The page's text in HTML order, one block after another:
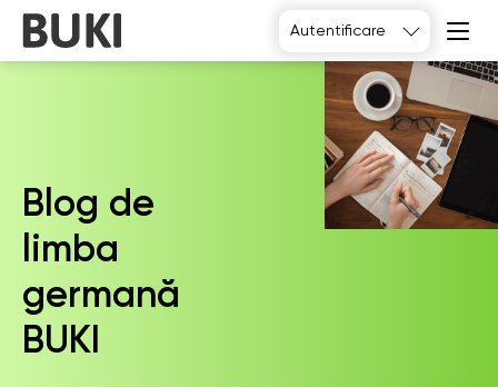
Autentificare
Blog de
limba
germană
BUKI